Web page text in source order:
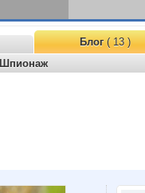
Блог( 13 )
Шпионаж